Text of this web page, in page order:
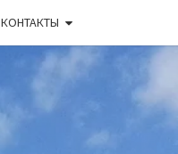
КОНТАКТЫ